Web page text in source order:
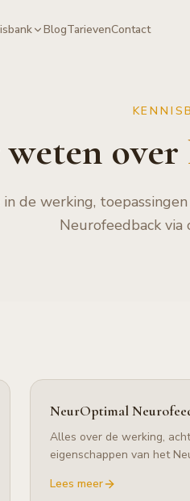
BlogTarievenContact
over
in de werking,
Neurofeedback via
NeurOptimal
Alles over de werking,
eigenschappen van het
Lees meer